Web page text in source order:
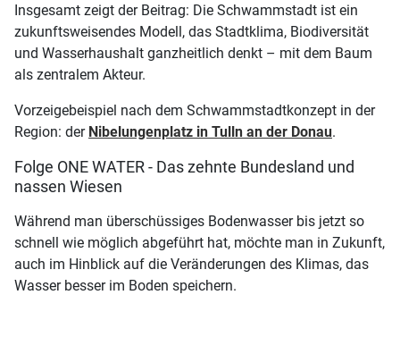
Insgesamt zeigt der Beitrag: Die Schwammstadt ist ein
zukunftsweisendes Modell, das Stadtklima, Biodiversität
und Wasserhaushalt ganzheitlich denkt – mit dem Baum
als zentralem Akteur.
Vorzeigebeispiel nach dem Schwammstadtkonzept in der
Region: der Nibelungenplatz in Tulln an der Donau.
Folge ONE WATER - Das zehnte Bundesland und
nassen Wiesen
Während man überschüssiges Bodenwasser bis jetzt so
schnell wie möglich abgeführt hat, möchte man in Zukunft,
auch im Hinblick auf die Veränderungen des Klimas, das
Wasser besser im Boden speichern.